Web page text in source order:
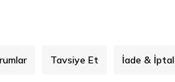
Tavsiye Et İade & İptal